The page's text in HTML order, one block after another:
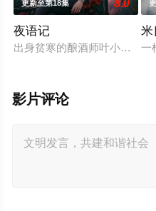
更新至第18集 8.0
夜语记
出身贫寒的酿酒师叶小唯遭
米
一
影片评论